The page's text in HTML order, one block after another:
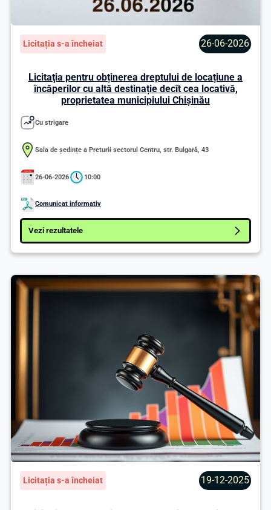
Licitația s-a încheiat 26-06-2026
Licitaţia pentru obținerea dreptului de locațiune a
încăperilor cu altă destinație decît cea locativă,
proprietatea municipiului Chişinău
Cu strigare
Sala de ședințe a Preturii sectorul Centru, str. Bulgară, 43
26-06-2026 10:00
Comunicat informativ
Vezi rezultatele
Licitația s-a încheiat 19-12-2025